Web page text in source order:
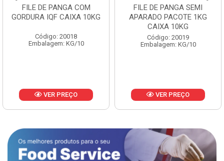
FILE DE PANGA SEMI
APARADO PACOTE 1KG
Código: 20019
Embalagem: KG/10
VER PREÇO
POLACA DESFIADA
PESCAMARES PCT5KG
CX10KG
Código: 20161
Embalagem: KG/10
VER PREÇO